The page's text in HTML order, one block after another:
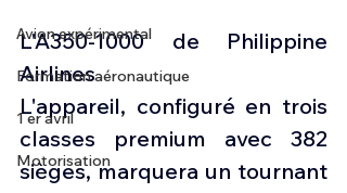
Avion expérimental
Formation aéronautique
1 er avril
Motorisation
L'A350-1000 de Philippine
Airlines
L'appareil, configuré en trois
classes premium avec 382
sièges, marquera un tournant